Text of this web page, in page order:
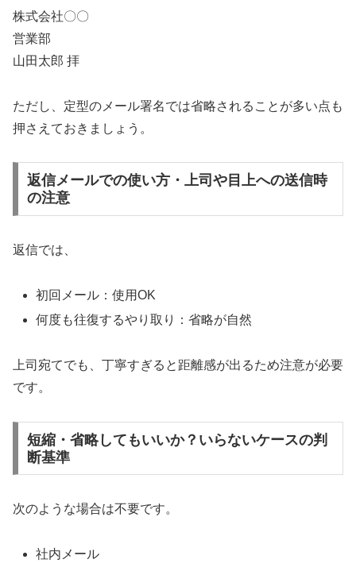
株式会社〇〇
営業部
山田太郎 拝
ただし、定型のメール署名では省略されることが多い点も
押さえておきましょう。
返信メールでの使い方・上司や目上への送信時
の注意
返信では、
初回メール：使用OK
何度も往復するやり取り：省略が自然
上司宛てでも、丁寧すぎると距離感が出るため注意が必要
です。
短縮・省略してもいいか？いらないケースの判
断基準
次のような場合は不要です。
社内メール